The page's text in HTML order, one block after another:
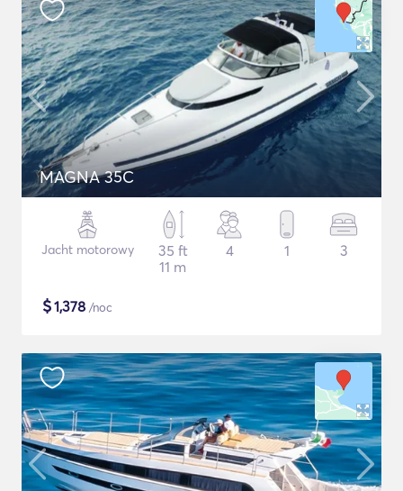
MAGNA 35C
Jacht motorowy
35 ft
11 m
4 1 3
$1,378 /noc